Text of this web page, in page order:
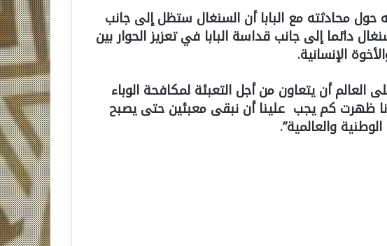
محادثته مع البابا أن السنغال ستظل إلى جانب
دائما إلى جانب قداسة البابا في تعزيز الحوار بين
الإنسانية.
العالم أن يتعاون من أجل التعبئة لمكافحة الوباء
ظهرت كم يجب علينا أن نبقى معبئين حتى يصبح
والعالمية”.